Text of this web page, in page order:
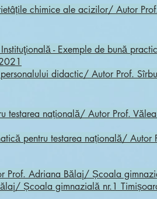
chimice ale acizilor/ Autor
- Exemple de bună
didactic/ Autor Prof.
testarea națională/ Autor Prof.
pentru testarea națională/
Prof. Adriana Bălaj/ Școala
Școala gimnazială nr.1